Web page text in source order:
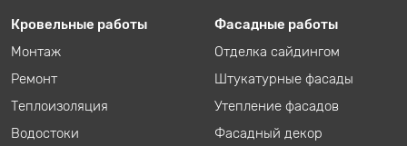
Кровельные работы
Монтаж
Ремонт
Теплоизоляция
Водостоки
Фасадные работы
Отделка сайдингом
Штукатурные фасады
Утепление фасадов
Фасадный декор